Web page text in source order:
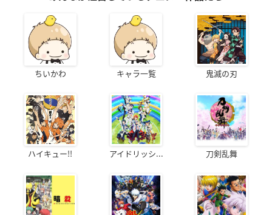
ちいかわ キャラ一覧 鬼滅の刃
ハイキュー!! アイドリッシ... 刀剣乱舞